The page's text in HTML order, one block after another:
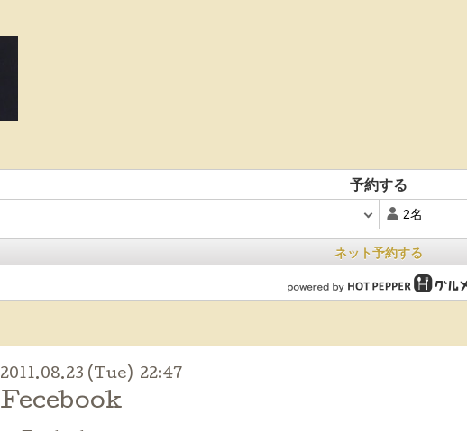
予約する
ネット予約する
2011.08.23 (Tue) 22:47
Fecebook